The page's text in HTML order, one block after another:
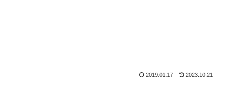
2019.01.17 2023.10.21